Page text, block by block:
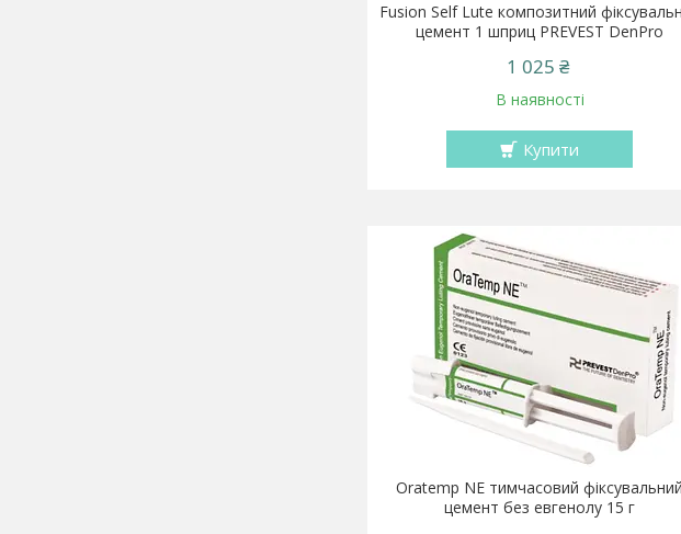
Fusion Self Lute композитний
цемент 1 шприц PREVEST DenPro
1 025 ₴
В наявності
Купити
Oratemp NE тимчасовий фіксувальний
цемент без евгенолу 15 г